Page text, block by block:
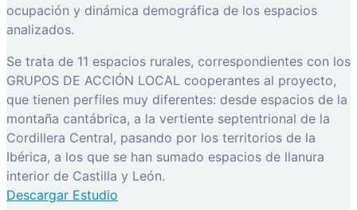
ocupación y dinámica demográfica de los espacios
analizados.
Se trata de 11 espacios rurales, correspondientes con los
GRUPOS DE ACCIÓN LOCAL cooperantes al proyecto,
que tienen perfiles muy diferentes: desde espacios de la
montaña cantábrica, a la vertiente septentrional de la
Cordillera Central, pasando por los territorios de la
Ibérica, a los que se han sumado espacios de llanura
interior de Castilla y León.
Descargar Estudio